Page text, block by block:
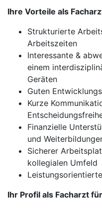
Ihre Vorteile als
Strukturierte
Arbeitszeiten
Interessante &
einem
Geräten
Guten
Kurze
Finanzielle
und
Sicherer
kollegialen Umfeld
Ihr Profil als Facharzt